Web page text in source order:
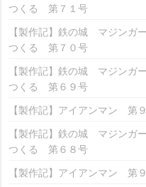
つくる 第７１号
【製作記】鉄の城 マジンガ
つくる 第７０号
【製作記】鉄の城 マジンガ
つくる 第６９号
【製作記】アイアンマン 第
【製作記】鉄の城 マジンガ
つくる 第６８号
【製作記】アイアンマン 第